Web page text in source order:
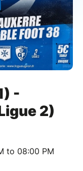
-
2)
to 08:00 PM